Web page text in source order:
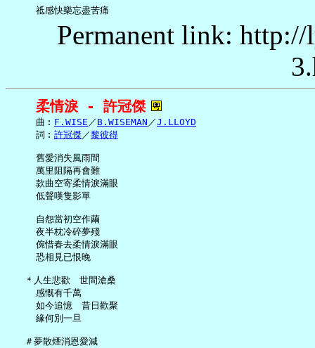
Permanent link:
柔情淚 - 許冠傑
     曲︰
F.WISE ／ B.WISEMAN ／J.LLOYD
     詞︰
許冠傑／黎彼得
     舊愛消失風雨間
     萬里阻隔再會難
     款曲空寄柔情淚滿眼
     低聲嘆隻影單
     自怨當初空作繭
     夜半枕冷碎夢殘
     倇惜春去柔情淚滿眼
     恐相見已恨晚
   ＊人生悲歡　世間滄桑
     感慨有千萬
     如今追憶　昔日歡聚
     緣何別一旦
   ＃夢散煙消恩愛減